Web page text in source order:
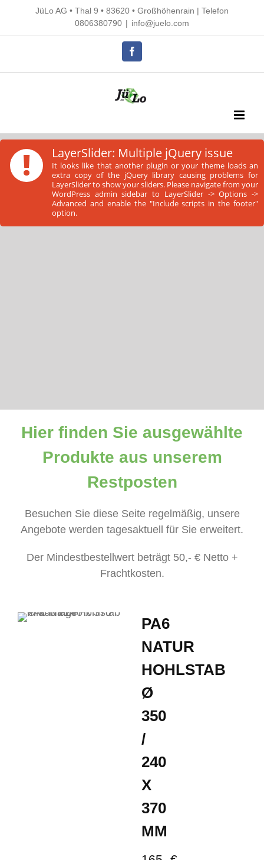
content
JüLo AG • Thal 9 • 83620 • Großhöhenrain | Telefon
0806380790 | info@juelo.com
! LayerSlider: Multiple jQuery issue
It looks like that another plugin or your theme loads an
extra copy of the jQuery library causing problems for
LayerSlider to show your sliders. Please navigate from your
WordPress admin sidebar to LayerSlider -> Options ->
Advanced and enable the "Include scripts in the footer"
option.
Hier finden Sie ausgewählte
Produkte aus unserem
Restposten
Besuchen Sie diese Seite regelmäßig, unsere
Angebote werden tagesaktuell für Sie erweitert.
Der Mindestbestellwert beträgt 50,- € Netto +
Frachtkosten.
PA6
NATUR
HOHLSTAB
Ø
350
/
240
X
370
MM